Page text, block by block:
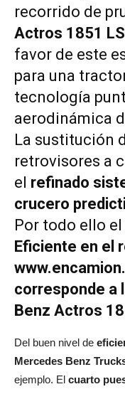
recorrido de
Actros 1851
favor de este
para una
tecnología
aerodinámica
La sustitución
retrovisores a
el refinado
crucero
Por todo ello el
Eficiente en el
corresponde a
Benz Actros
Del buen nivel de
Mercedes Benz
ejemplo. El cuarto